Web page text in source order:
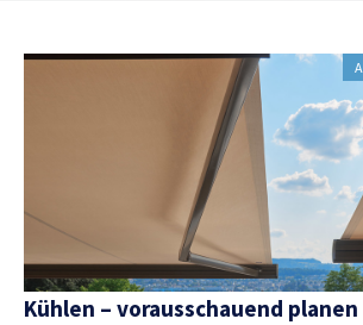
Kühlen – vorausschauend planen